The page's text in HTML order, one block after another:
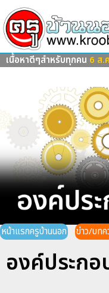
เนื้อหาดีๆสำหรับทุกคน 6 ส.
หน้าแรกครูบ้านนอก ข่าว/บทค
องค์ประก